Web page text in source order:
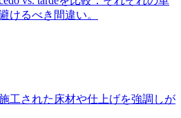
けるべき間違い。
工された床材や仕上げを強調しが